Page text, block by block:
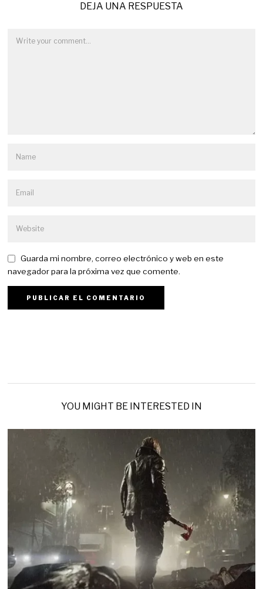
DEJA UNA RESPUESTA
Guarda mi nombre, correo electrónico y web en este
navegador para la próxima vez que comente.
YOU MIGHT BE INTERESTED IN